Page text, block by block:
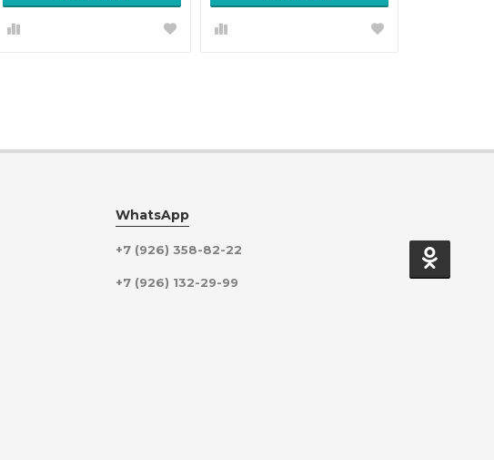
WhatsApp
+7 (926) 358-82-22
+7 (926) 132-29-99